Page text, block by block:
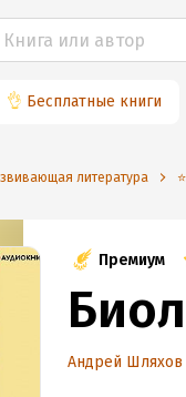
👌 Бесплатные книги
литература
Премиум
Андрей Шляхов